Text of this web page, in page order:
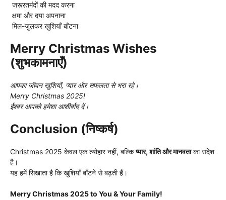
जरूरतमंदों की मदद करना
क्षमा और दया अपनाना
मिल-जुलकर खुशियाँ बाँटना
Merry Christmas Wishes
(शुभकामनाएँ)
आपका जीवन खुशियों, प्यार और सफलता से भरा रहे।
Merry Christmas 2025!
ईश्वर आपको हमेशा आशीर्वाद दें।
Conclusion (निष्कर्ष)
Christmas 2025 केवल एक त्योहार नहीं, बल्किप्यार, शांति और मानवताका संदेश
है।
यह हमें सिखाता है कि खुशियाँ बाँटने से बढ़ती हैं।
Merry Christmas 2025 to You & Your Family!